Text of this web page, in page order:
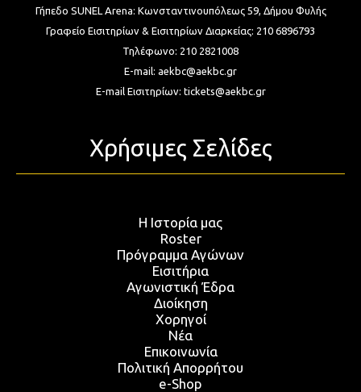
Γήπεδο SUNEL Arena: Κωνσταντινουπόλεως 59, Δήμου Φυλής
Γραφείο Εισιτηρίων & Εισιτηρίων Διαρκείας: 210 6896793
Τηλέφωνο: 210 2821008
E-mail: aekbc@aekbc.gr
E-mail Εισιτηρίων: tickets@aekbc.gr
Χρήσιμες Σελίδες
Η Ιστορία μας
Roster
Πρόγραμμα Αγώνων
Εισιτήρια
Αγωνιστική Έδρα
Διοίκηση
Χορηγοί
Νέα
Επικοινωνία
Πολιτική Απορρήτου
e-Shop